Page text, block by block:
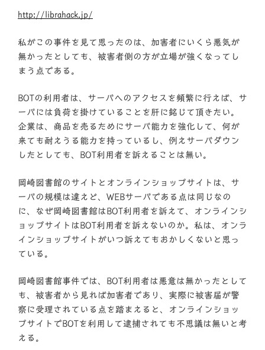
http://librahack.jp/
私がこの事件を見て思ったのは、加害者にいくら悪気が
無かったとしても、被害者側の方が立場が強くなってし
まう点である。
BOTの利用者は、サーバへのアクセスを頻繁に行えば、サ
ーバには負荷を掛けていることを肝に銘じて頂きたい。
企業は、商品を売るためにサーバ能力を強化して、何が
来ても耐えうる能力を持っているし、例えサーバダウン
したとしても、BOT利用者を訴えることは無い。
岡崎図書館のサイトとオンラインショップサイトは、サ
ーバの規模は違えど、WEBサーバである点は同じなの
に、なぜ岡崎図書館はBOT利用者を訴えて、オンラインシ
ョップサイトはBOT利用者を訴えないのか。私は、オンラ
インショップサイトがいつ訴えてもおかしくないと思っ
ている。
岡崎図書館事件では、BOT利用者は悪意は無かったとして
も、被害者から見れば加害者であり、実際に被害届が警
察に受理されている点を踏まえると、オンラインショッ
プサイトでBOTを利用して逮捕されても不思議は無いと考
える。